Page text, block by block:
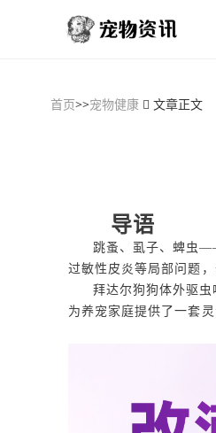
首页>>宠物健康 文章正文
导语
跳蚤、虱子、蜱虫
过敏性皮炎等局部问题
拜达尔狗狗体外驱
为养宠家庭提供了一套